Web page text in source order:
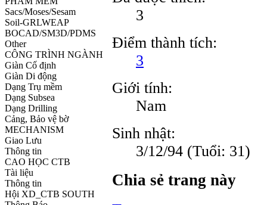
Sacs/Moses/Sesam
Soil-GRLWEAP
BOCAD/SM3D/PDMS
Other
CÔNG TRÌNH NGÀNH
Giàn Cố định
Giàn Di động
Dạng Trụ mềm
Dạng Subsea
Dạng Drilling
Cảng, Bảo vệ bờ
MECHANISM
Giao Lưu
Thông tin
CAO HỌC CTB
Tài liệu
Thông tin
Hội XD_CTB SOUTH
3
Điểm thành tích:
3
Giới tính:
Nam
Sinh nhật:
3/12/94 (Tuổi: 31)
Chia sẻ trang này